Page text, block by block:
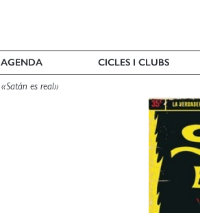
AGENDA CICLES I CLUBS
«Satán es real»